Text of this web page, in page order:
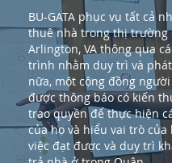
BU-GATA phục vụ tất cả
thuê nhà trong thị trường
Arlington, VA thông qua
trình nhằm duy trì và
nữa, một cộng đồng
được thông báo có kiến
trao quyền để thực hiện
của họ và hiểu vai trò của
việc đạt được và duy trì